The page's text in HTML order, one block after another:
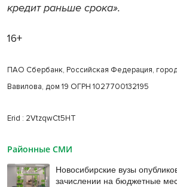
кредит раньше срока».
16+
ПАО Сбербанк, Российская Федерация,
Вавилова, дом 19 ОГРН 1027700132195
Erid : 2VtzqwCt5HT
Районные СМИ
Новосибирские вузы
зачислении на бюджетные